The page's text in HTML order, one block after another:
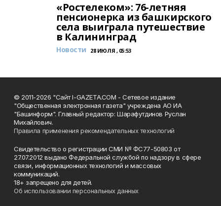
«Ростелеком»: 76-летняя
пенсионерка из башкирского
села выиграла путешествие
в Калининград
Новости 28 ИЮЛЯ , 05:53
© 2011-2026 "Сайт I-GAZETA.COM - Сетевое издание
"Общественная электронная газета" учреждена АО ИА
"Башинформ". Главный редактор: Шарафутдинов Руслан
Михайлович.
Правила применения рекомендательных технологий
Свидетельство о регистрации СМИ № ФС77-50803 от
27.07.2012 выдано Федеральной службой по надзору в сфере
связи, информационных технологий и массовых
коммуникаций.
18+ запрещено для детей.
Об использовании персональных данных